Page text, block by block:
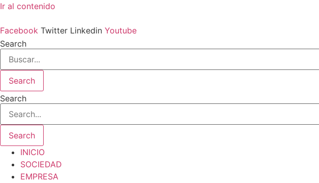
Ir al contenido
Facebook Twitter Linkedin Youtube
Search
Search
Search
Search
INICIO
SOCIEDAD
EMPRESA